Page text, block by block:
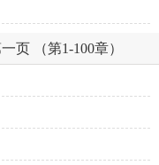
页 （第1-100章）